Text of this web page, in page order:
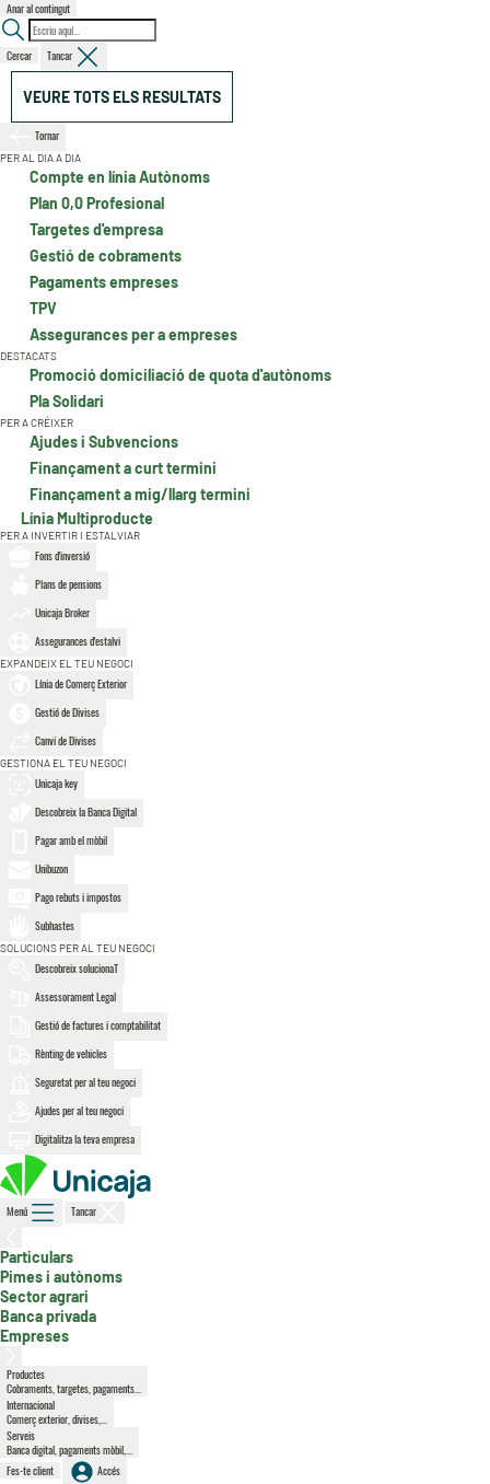
Anar al contingut
Cercar Tancar
VEURE TOTS ELS RESULTATS
Tornar
PER AL DIA A DIA
Compte en línia Autònoms
Plan 0,0 Profesional
Targetes d'empresa
Gestió de cobraments
Pagaments empreses
TPV
Assegurances per a empreses
DESTACATS
Promoció domiciliació de quota d'autònoms
Pla Solidari
PER A CRÉIXER
Ajudes i Subvencions
Finançament a curt termini
Finançament a mig/llarg termini
Línia Multiproducte
PER A INVERTIR I ESTALVIAR
Fons d'inversió
Plans de pensions
Unicaja Broker
Assegurances d'estalvi
EXPANDEIX EL TEU NEGOCI
Línia de Comerç Exterior
Gestió de Divises
Canvi de Divises
GESTIONA EL TEU NEGOCI
Unicaja key
Descobreix la Banca Digital
Pagar amb el mòbil
Unibuzon
Pago rebuts i impostos
Subhastes
SOLUCIONS PER AL TEU NEGOCI
Descobreix solucionaT
Assessorament Legal
Gestió de factures i comptabilitat
Rènting de vehicles
Seguretat per al teu negoci
Ajudes per al teu negoci
Digitalitza la teva empresa
Menú Tancar
Particulars
Pimes i autònoms, secció activa
Sector agrari
Banca privada
Empreses
Productes
Cobraments, targetes, pagaments...
Internacional
Comerç exterior, divises,...
Serveis
Banca digital, pagaments mòbil,...
Fes-te client
Accés